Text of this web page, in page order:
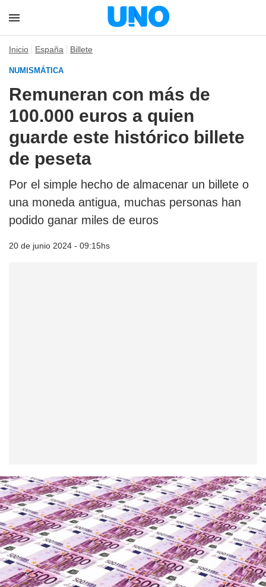
Inicio España Billete
NUMISMÁTICA
Remuneran con más de
100.000 euros a quien
guarde este histórico billete
de peseta
Por el simple hecho de almacenar un billete o
una moneda antigua, muchas personas han
podido ganar miles de euros
20 de junio 2024 - 09:15hs